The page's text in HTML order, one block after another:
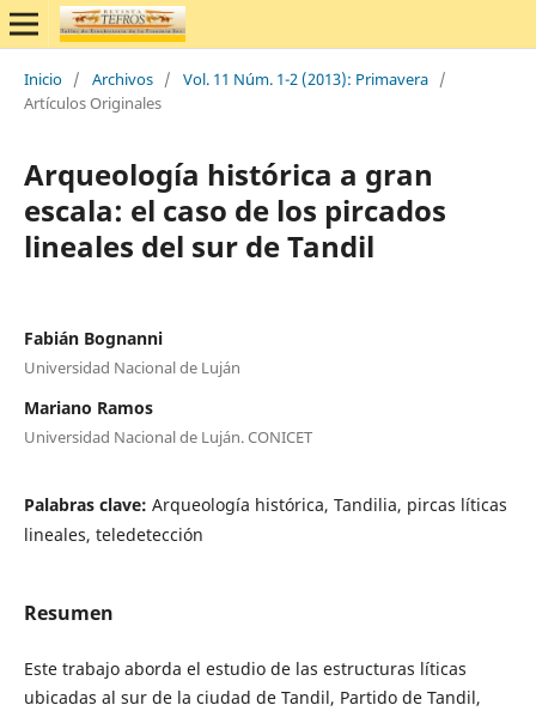
Inicio / Archivos / Vol. 11 Núm. 1-2 (2013): Primavera /
Artículos Originales
Arqueología histórica a gran
escala: el caso de los pircados
lineales del sur de Tandil
Fabián Bognanni
Universidad Nacional de Luján
Mariano Ramos
Universidad Nacional de Luján. CONICET
Palabras clave: Arqueología histórica, Tandilia, pircas líticas
lineales, teledetección
Resumen
Este trabajo aborda el estudio de las estructuras líticas
ubicadas al sur de la ciudad de Tandil, Partido de Tandil,